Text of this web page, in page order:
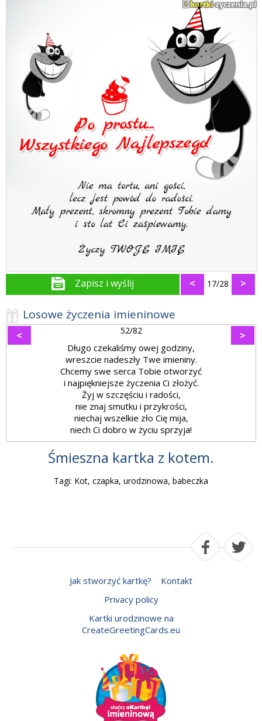
Zapisz i wyślij < 17/28 >
Losowe życzenia imieninowe
< 52/82 >
Długo czekaliśmy owej godziny,
wreszcie nadeszły Twe imieniny.
Chcemy swe serca Tobie otworzyć
i najpiękniejsze życzenia Ci złożyć.
Żyj w szczęściu i radości,
nie znaj smutku i przykrości,
niechaj wszelkie zło Cię mija,
niech Ci dobro w życiu sprzyja!
Śmieszna kartka z kotem.
Tagi: Kot, czapka, urodzinowa, babeczka
Jak stworzyć kartkę?
Kontakt
Privacy policy
Kartki urodzinowe na
CreateGreetingCards.eu